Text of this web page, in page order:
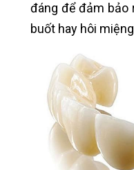
đáng để đảm bảo
buốt hay hôi